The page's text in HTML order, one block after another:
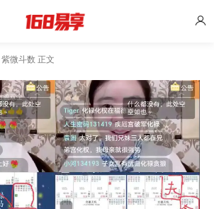
紫微斗数 正文